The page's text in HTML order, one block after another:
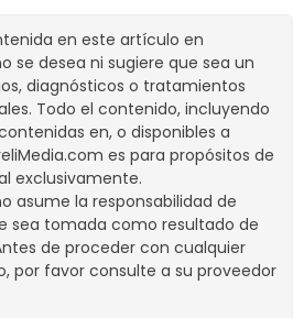
en este artículo en
se desea ni sugiere que sea un
diagnósticos o tratamientos
Todo el contenido, incluyendo
en, o disponibles a
es para propósitos de
exclusivamente.
asume la responsabilidad de
sea tomada como resultado de
de proceder con cualquier
por favor consulte a su proveedor